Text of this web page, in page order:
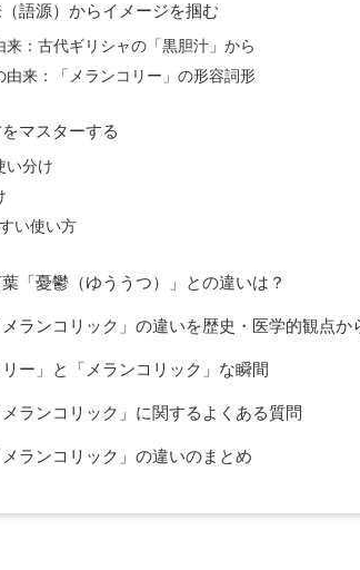
語源）からイメージを掴む
来：古代ギリシャの「黒胆汁」から
由来：「メランコリー」の形容詞形
マスターする
い分け
い使い方
「憂鬱（ゆううつ）」との違いは？
メランコリック」の違いを歴史・医学的観点か
ー」と「メランコリック」な瞬間
メランコリック」に関するよくある質問
メランコリック」の違いのまとめ